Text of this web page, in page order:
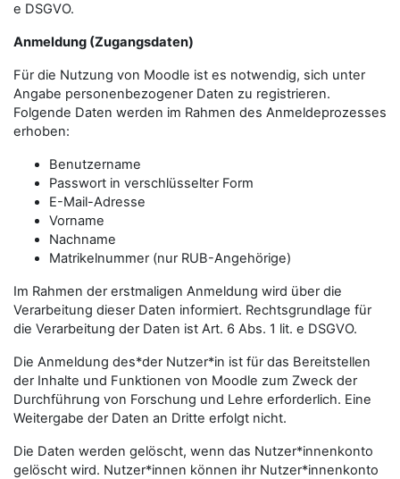
e DSGVO.
Anmeldung (Zugangsdaten)
Für die Nutzung von Moodle ist es notwendig, sich unter
Angabe personenbezogener Daten zu registrieren.
Folgende Daten werden im Rahmen des Anmeldeprozesses
erhoben:
Benutzername
Passwort in verschlüsselter Form
E-Mail-Adresse
Vorname
Nachname
Matrikelnummer (nur RUB-Angehörige)
Im Rahmen der erstmaligen Anmeldung wird über die
Verarbeitung dieser Daten informiert. Rechtsgrundlage für
die Verarbeitung der Daten ist Art. 6 Abs. 1 lit. e DSGVO.
Die Anmeldung des*der Nutzer*in ist für das Bereitstellen
der Inhalte und Funktionen von Moodle zum Zweck der
Durchführung von Forschung und Lehre erforderlich. Eine
Weitergabe der Daten an Dritte erfolgt nicht.
Die Daten werden gelöscht, wenn das Nutzer*innenkonto
gelöscht wird. Nutzer*innen können ihr Nutzer*innenkonto